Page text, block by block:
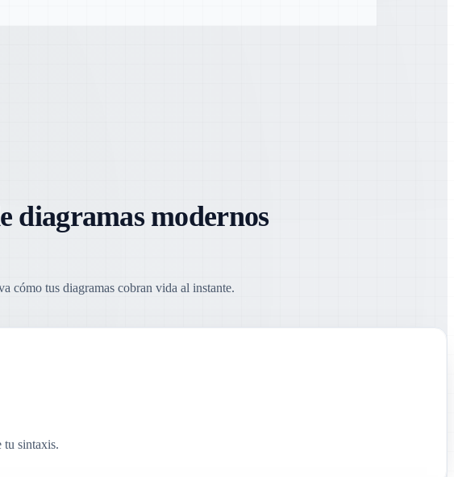
diagramas modernos
cómo tus diagramas cobran vida al instante.
tu sintaxis.